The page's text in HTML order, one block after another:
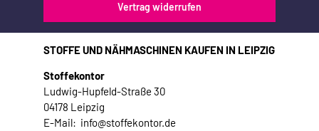
Vertrag widerrufen
STOFFE UND NÄHMASCHINEN KAUFEN IN LEIPZIG
Stoffekontor
Ludwig-Hupfeld-Straße 30
04178 Leipzig
E-Mail: info@stoffekontor.de